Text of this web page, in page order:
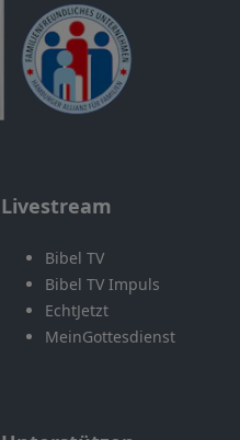
Livestream
Bibel TV
Bibel TV Impuls
EchtJetzt
MeinGottesdienst